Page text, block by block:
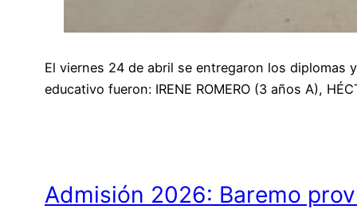
El viernes 24 de abril se entregaron los diplomas
educativo fueron: IRENE ROMERO (3 años A),
Admisión 2026: Baremo